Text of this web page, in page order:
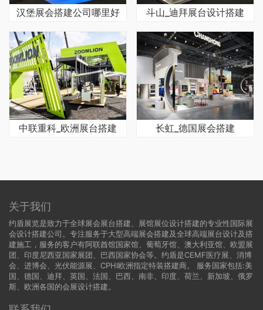
汉堡展会搭建公司哪里好 斗山_迪拜展台设计搭建
中联重科_欧洲展台搭建 长虹_德国展会搭建
关于我们
约盾展览是致力于全球展会展台搭建、展馆展位设计搭建的专业性国际展
会设计搭建公司。专注服务于大型高端展会搭建及全球高端展台设计及搭
建施工，服务的客户有阿联酋馆国家馆、葡萄牙馆、澳大利亚馆、欧盟展
团、印度尼西亚国家展团、巴西国家协会等。约盾是CEMF医疗展、消博
会、进博会、光伏能源展、CPHI欧洲指定特装搭建商。 服务国家包括:美
国
德国 、迪拜、英国、法国、巴西、南非、印度、荷兰、新加坡、俄罗
斯、欧洲各国的会展设计搭建。